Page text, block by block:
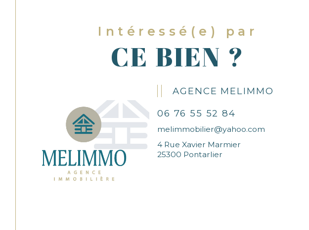
Intéressé(e) par
CE BIEN ?
AGENCE MELIMMO
06 76 55 52 84
melimmobilier@yahoo.com
4 Rue Xavier Marmier
25300 Pontarlier